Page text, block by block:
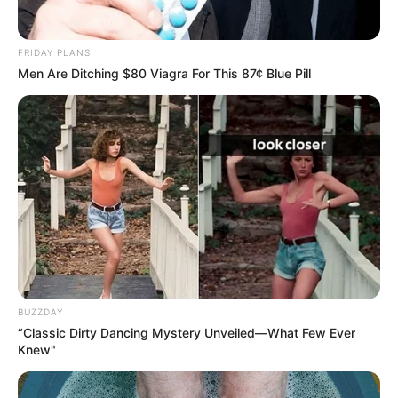
💠Ampliação do acesso dos estudantes a conteúdos digitais;
💠Fortalecimento das políticas públicas de inclusão social e
FRIDAY PLANS
Men Are Ditching $80 Viagra For This 87¢ Blue Pill
BUZZDAY
“Classic Dirty Dancing Mystery Unveiled—What Few Ever
Knew"